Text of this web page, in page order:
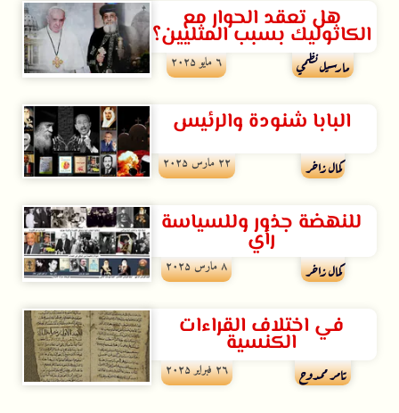
هل تعقد الحوار مع
الكاثوليك بسبب المثليين؟
مارسيل نظمي ٦ مايو ۲۰۲۵
البابا شنودة والرئيس
كمال زاخر ۲۲ مارس ۲۰۲۵
للنهضة جذور وللسياسة
رأي
كمال زاخر ۸ مارس ۲۰۲۵
في اختلاف القراءات
الكنسية
تامر ممدوح ۲٦ فبراير ۲۰۲۵